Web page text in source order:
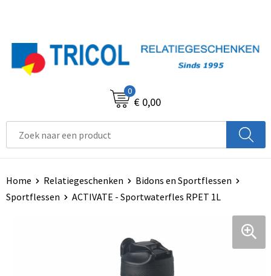
0
€ 0,00
Home Relatiegeschenken
Bidons en Sportflessen
Sportflessen
ACTIVATE - Sportwaterfles RPET 1L